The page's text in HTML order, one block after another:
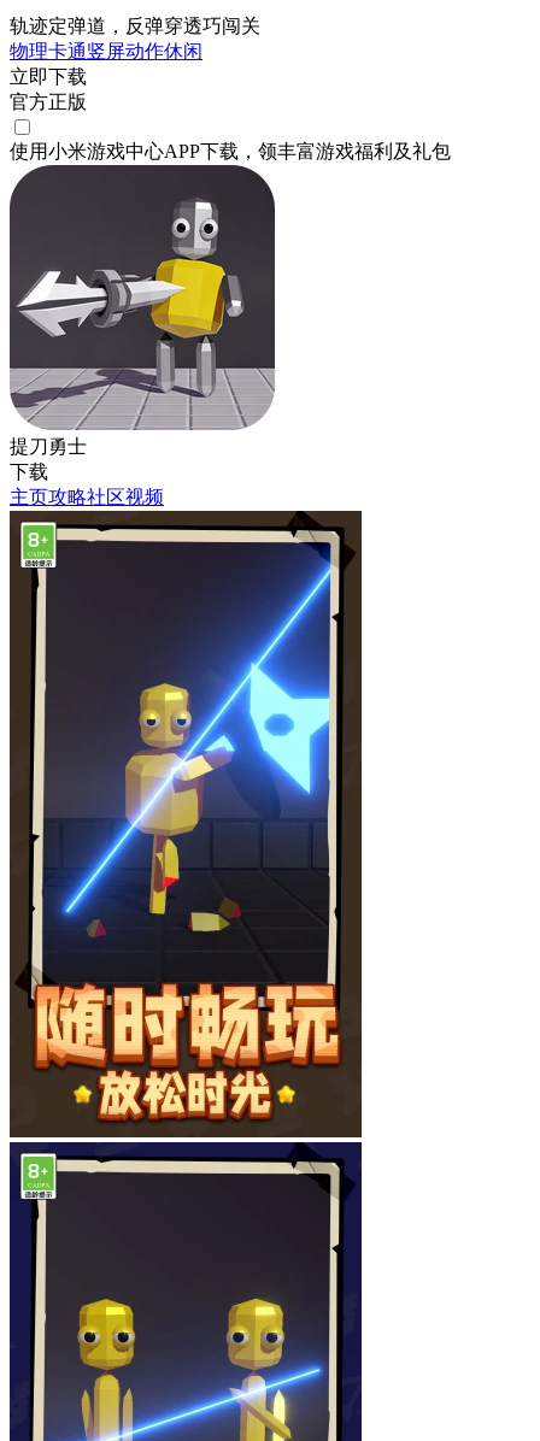
轨迹定弹道，反弹穿透巧闯关
物理卡通竖屏动作休闲
立即下载
官方正版
使用小米游戏中心APP下载 ，领丰富游戏福利 及礼包
提刀勇士
下载
主页攻略社区视频